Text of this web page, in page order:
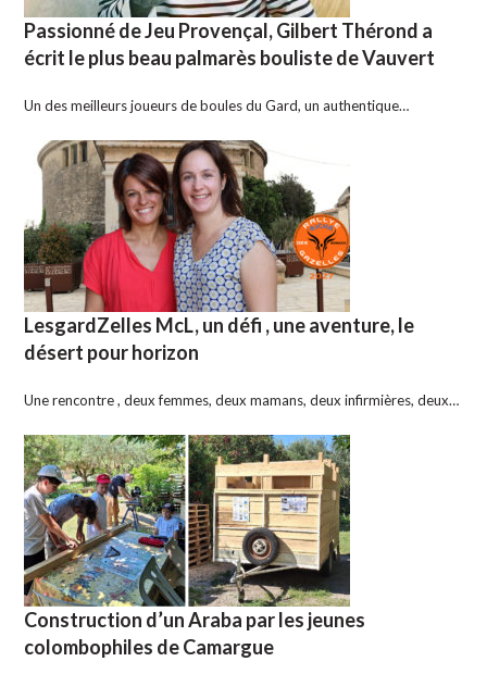
Passionné de Jeu Provençal, Gilbert Thérond a
écrit le plus beau palmarès bouliste de Vauvert
Un des meilleurs joueurs de boules du Gard, un authentique…
LesgardZelles McL, un défi , une aventure, le
désert pour horizon
Une rencontre , deux femmes, deux mamans, deux infirmières, deux…
Construction d’un Araba par les jeunes
colombophiles de Camargue